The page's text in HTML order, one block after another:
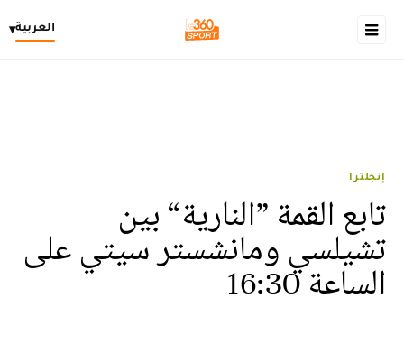
العربية▾
إنجلترا
تابع القمة ”النارية“ بين
تشيلسي ومانشستر سيتي على
الساعة 16:30